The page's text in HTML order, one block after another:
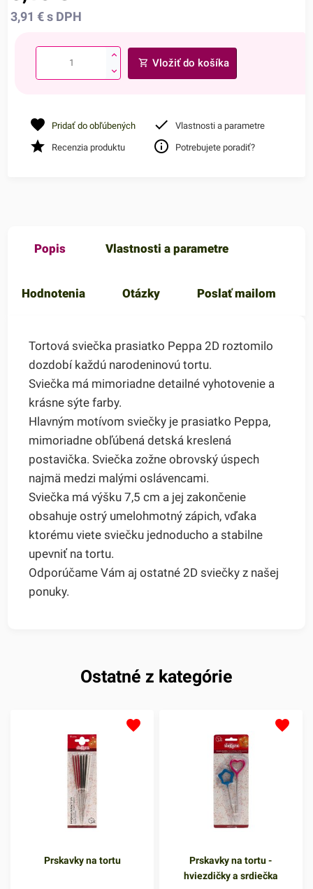
3,91€ s DPH
Vložiť do košíka
Pridať do obľúbených Vlastnosti a parametre
Recenzia produktu Potrebujete poradiť?
Popis Vlastnosti a parametre
Hodnotenia Otázky Poslať mailom
Tortová sviečka prasiatko Peppa 2D roztomilo
dozdobí každú narodeninovú tortu.
Sviečka má mimoriadne detailné vyhotovenie a
krásne sýte farby.
Hlavným motívom sviečky je prasiatko Peppa,
mimoriadne obľúbená detská kreslená
postavička. Sviečka zožne obrovský úspech
najmä medzi malými oslávencami.
Sviečka má výšku 7,5 cm a jej zakončenie
obsahuje ostrý umelohmotný zápich, vďaka
ktorému viete sviečku jednoducho a stabilne
upevniť na tortu.
Odporúčame Vám aj ostatné 2D sviečky z našej
ponuky.
Ostatné z kategórie
Prskavky na tortu
Prskavky na tortu -
hviezdičky a srdiečka